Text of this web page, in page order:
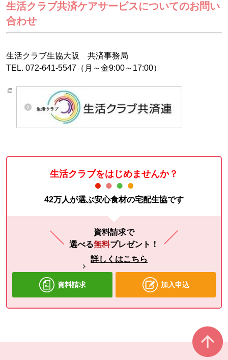
生活クラブ共済ケアサービスについてのお問い
合わせ
生活クラブ生協大阪 共済事務局
TEL. 072-641-5547（月～金9:00～17:00）
生活クラブをはじめませんか？
42万人が選ぶ安心食材の宅配生協です
資料請求で
選べる無料プレゼント！
詳しくはこちら
資料請求 加入申込